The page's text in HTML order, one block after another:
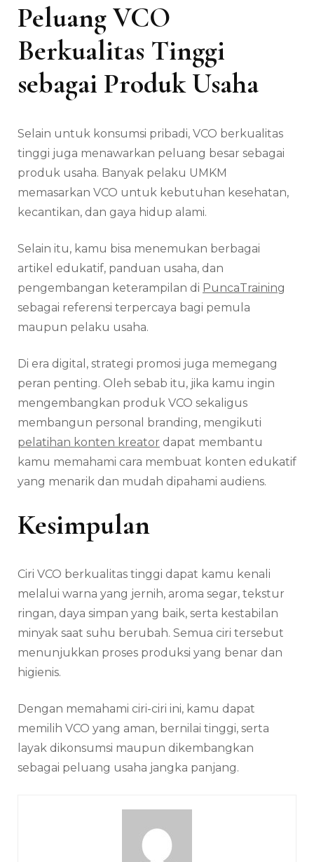
Peluang VCO
Berkualitas Tinggi
sebagai Produk Usaha
Selain untuk konsumsi pribadi, VCO berkualitas
tinggi juga menawarkan peluang besar sebagai
produk usaha. Banyak pelaku UMKM
memasarkan VCO untuk kebutuhan kesehatan,
kecantikan, dan gaya hidup alami.
Selain itu, kamu bisa menemukan berbagai
artikel edukatif, panduan usaha, dan
pengembangan keterampilan di PuncaTraining
sebagai referensi terpercaya bagi pemula
maupun pelaku usaha.
Di era digital, strategi promosi juga memegang
peran penting. Oleh sebab itu, jika kamu ingin
mengembangkan produk VCO sekaligus
membangun personal branding, mengikuti
pelatihan konten kreator dapat membantu
kamu memahami cara membuat konten edukatif
yang menarik dan mudah dipahami audiens.
Kesimpulan
Ciri VCO berkualitas tinggi dapat kamu kenali
melalui warna yang jernih, aroma segar, tekstur
ringan, daya simpan yang baik, serta kestabilan
minyak saat suhu berubah. Semua ciri tersebut
menunjukkan proses produksi yang benar dan
higienis.
Dengan memahami ciri-ciri ini, kamu dapat
memilih VCO yang aman, bernilai tinggi, serta
layak dikonsumsi maupun dikembangkan
sebagai peluang usaha jangka panjang.